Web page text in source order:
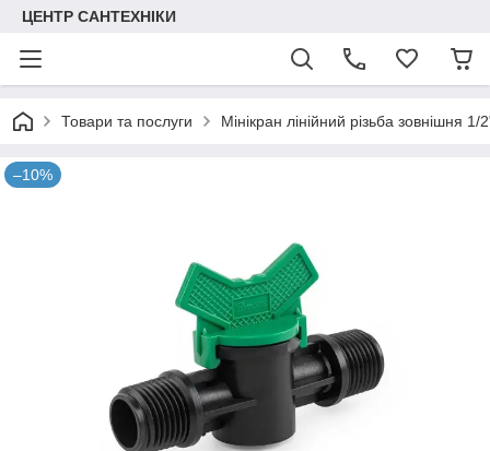
ЦЕНТР САНТЕХНІКИ
Товари та послуги Мінікран лінійний різьба зовнішня
–10%